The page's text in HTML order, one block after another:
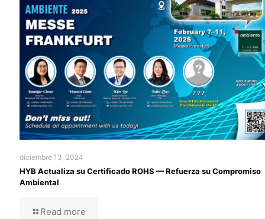
diciembre 13, 2024
HYB Actualiza su Certificado ROHS — Refuerza su Compromiso
Ambiental
Read more